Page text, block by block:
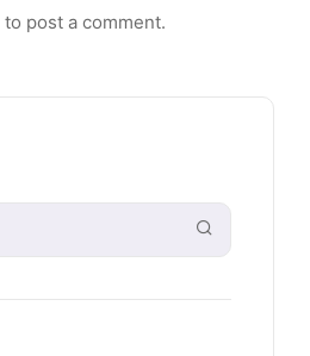
to post a comment.